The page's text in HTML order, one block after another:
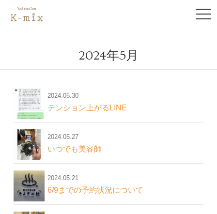
2024年5月
2024.05.30
テンション上がるLINE
2024.05.27
いつでも美容師
2024.05.21
6/9までの予約状況について